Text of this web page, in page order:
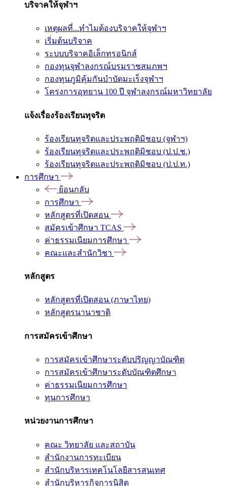
บริจาคให้จุฬาฯ
เหตุผลที่...ทำไมต้องบริจาคให้จุฬาฯ
เริ่มต้นบริจาค
ระบบบริจาคอิเล็กทรอนิกส์
กองทุนจุฬาลงกรณ์บรมราชสมภพฯ
กองทุนภูมิคุ้มกันบำบัดมะเร็งจุฬาฯ
โครงการอุทยาน 100 ปี จุฬาลงกรณ์มหาวิทยาลัย
แจ้งเรื่องร้องเรียนทุจริต
ร้องเรียนทุจริตและประพฤติมิชอบ (จุฬาฯ)
ร้องเรียนทุจริตและประพฤติมิชอบ (ป.ป.ช.)
ร้องเรียนทุจริตและประพฤติมิชอบ (ป.ป.ท.)
การศึกษา
ย้อนกลับ
การศึกษา
หลักสูตรที่เปิดสอน
สมัครเข้าศึกษา TCAS
ค่าธรรมเนียมการศึกษา
คณะและสำนักวิชา
หลักสูตร
หลักสูตรที่เปิดสอน (ภาษาไทย)
หลักสูตรนานาชาติ
การสมัครเข้าศึกษา
การสมัครเข้าศึกษาระดับปริญญาบัณฑิต
การสมัครเข้าศึกษาระดับบัณฑิตศึกษา
ค่าธรรมเนียมการศึกษา
ทุนการศึกษา
หน่วยงานการศึกษา
คณะ วิทยาลัย และสถาบัน
สำนักงานการทะเบียน
สำนักบริหารเทคโนโลยีสารสนเทศ
สำนักบริหารกิจการนิสิต